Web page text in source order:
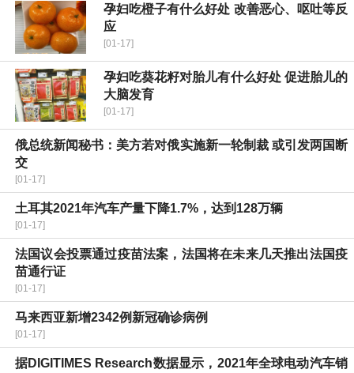
孕妇吃橙子有什么好处 改善恶心、呕吐等反
应
[01-17]
孕妇吃葵花籽对胎儿有什么好处 促进胎儿的
大脑发育
[01-17]
俄总统新闻秘书：美方若对俄实施新一轮制裁 或引发两国断
交
[01-17]
土耳其2021年汽车产量下降1.7%，达到128万辆
[01-17]
法国议会投票通过疫苗法案，法国将在未来几天推出法国疫
苗通行证
[01-17]
马来西亚新增2342例新冠确诊病例
[01-17]
据DIGITIMES Research数据显示，2021年全球电动汽车销